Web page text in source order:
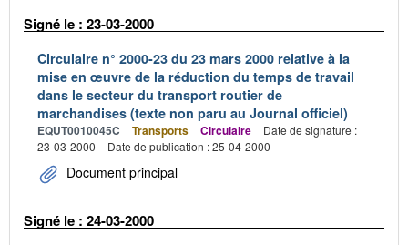
Signé le : 23-03-2000
Circulaire n° 2000-23 du 23 mars 2000 relative à la
mise en œuvre de la réduction du temps de travail
dans le secteur du transport routier de
marchandises (texte non paru au Journal officiel)
EQUT0010045C Transports Circulaire
Date de signature :
23-03-2000
Date de publication : 25-04-2000
Document principal
Signé le : 24-03-2000